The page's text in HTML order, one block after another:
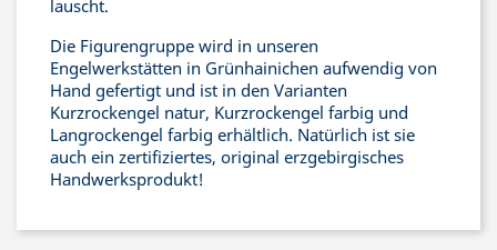
lauscht.
Die Figurengruppe wird in unseren
Engelwerkstätten in Grünhainichen aufwendig von
Hand gefertigt und ist in den Varianten
Kurzrockengel natur, Kurzrockengel farbig und
Langrockengel farbig erhältlich. Natürlich ist sie
auch ein zertifiziertes, original erzgebirgisches
Handwerksprodukt!